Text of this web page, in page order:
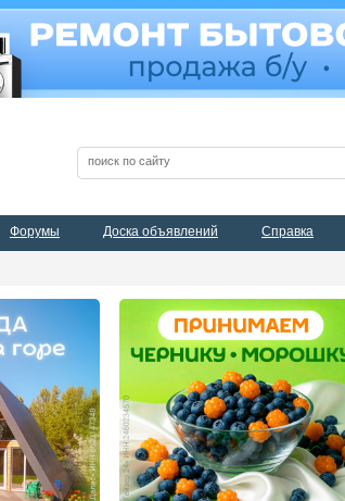
Форумы Доска объявлений Справка